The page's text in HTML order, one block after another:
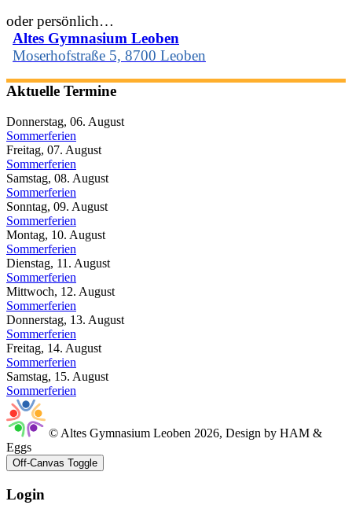
oder persönlich…
Altes Gymnasium Leoben
Moserhofstraße 5, 8700 Leoben
Aktuelle Termine
Donnerstag, 06. August
Sommerferien
Freitag, 07. August
Sommerferien
Samstag, 08. August
Sommerferien
Sonntag, 09. August
Sommerferien
Montag, 10. August
Sommerferien
Dienstag, 11. August
Sommerferien
Mittwoch, 12. August
Sommerferien
Donnerstag, 13. August
Sommerferien
Freitag, 14. August
Sommerferien
Samstag, 15. August
Sommerferien
© Altes Gymnasium Leoben 2026, Design by HAM &
Eggs
Off-Canvas Toggle
Login